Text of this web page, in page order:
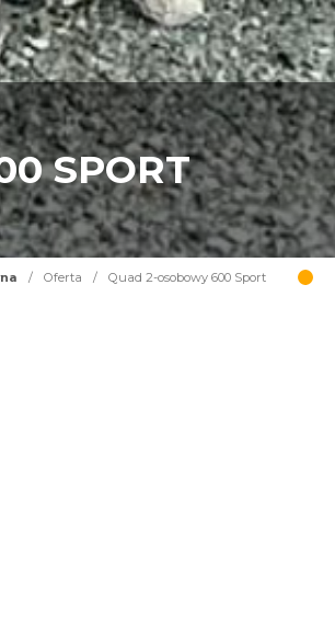
SPORT
/ Oferta / Quad 2-osobowy 600 Sport